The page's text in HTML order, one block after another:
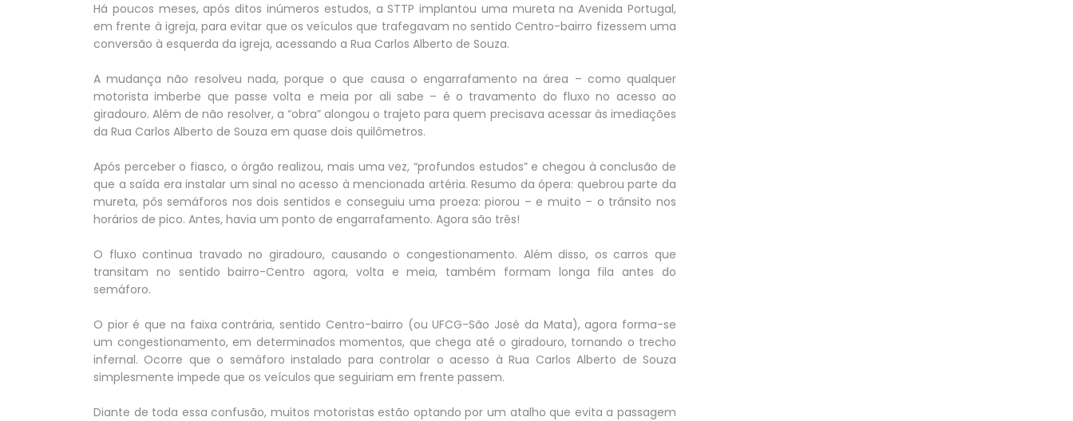
Há poucos meses, após ditos inúmeros estudos, a STTP implantou uma mureta na Avenida Portugal,
em frente à igreja, para evitar que os veículos que trafegavam no sentido Centro-bairro fizessem uma
conversão à esquerda da igreja, acessando a Rua Carlos Alberto de Souza.
A mudança não resolveu nada, porque o que causa o engarrafamento na área – como qualquer
motorista imberbe que passe volta e meia por ali sabe – é o travamento do fluxo no acesso ao
giradouro. Além de não resolver, a “obra” alongou o trajeto para quem precisava acessar às imediações
da Rua Carlos Alberto de Souza em quase dois quilômetros.
Após perceber o fiasco, o órgão realizou, mais uma vez, “profundos estudos” e chegou à conclusão de
que a saída era instalar um sinal no acesso à mencionada artéria. Resumo da ópera: quebrou parte da
mureta, pôs semáforos nos dois sentidos e conseguiu uma proeza: piorou – e muito – o trânsito nos
horários de pico. Antes, havia um ponto de engarrafamento. Agora são três!
O fluxo continua travado no giradouro, causando o congestionamento. Além disso, os carros que
transitam no sentido bairro-Centro agora, volta e meia, também formam longa fila antes do
semáforo.
O pior é que na faixa contrária, sentido Centro-bairro (ou UFCG-São José da Mata), agora forma-se
um congestionamento, em determinados momentos, que chega até o giradouro, tornando o trecho
infernal. Ocorre que o semáforo instalado para controlar o acesso à Rua Carlos Alberto de Souza
simplesmente impede que os veículos que seguiriam em frente passem.
Diante de toda essa confusão, muitos motoristas estão optando por um atalho que evita a passagem